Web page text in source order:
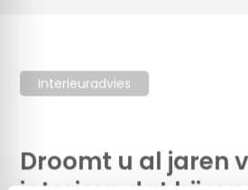
Interieuradvies
Droomt u al jaren
interieur dat bij u